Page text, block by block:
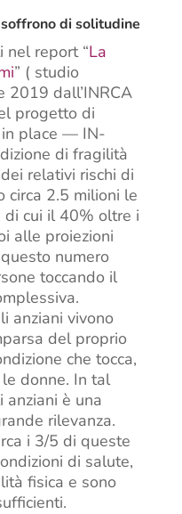
di solitudine
nel report “La
” ( studio
2019 dall’INRCA
progetto di
in place — IN-
di fragilità
relativi rischi di
circa 2.5 milioni le
di cui il 40% oltre i
alle proiezioni
numero
toccando il
anziani vivono
del proprio
che tocca,
donne. In tal
è una
rilevanza.
i 3/5 di queste
di salute,
fisica e sono